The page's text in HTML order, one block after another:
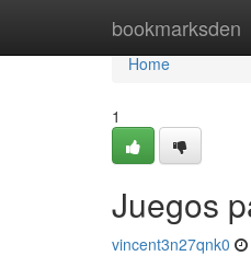
bookmarksden
Home
Home
1
Juegos
vincent3n27qnk0